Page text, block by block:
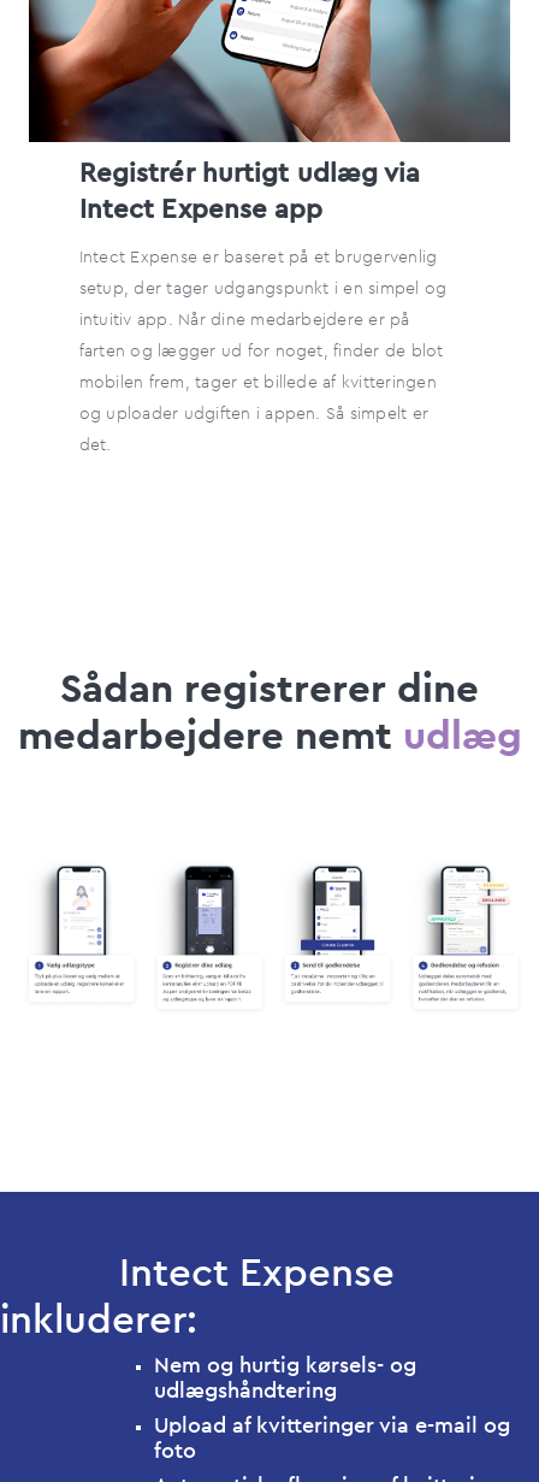
Registrér hurtigt udlæg via
Intect Expense app
Intect Expense er baseret på et brugervenlig
setup, der tager udgangspunkt i en simpel og
intuitiv app. Når dine medarbejdere er på
farten og lægger ud for noget, finder de blot
mobilen frem, tager et billede af kvitteringen
og uploader udgiften i appen. Så simpelt er
det.
Sådan registrerer dine
medarbejdere nemt udlæg
Intect Expense
inkluderer:
Nem og hurtig kørsels- og
udlægshåndtering
Upload af kvitteringer via e-mail og
foto